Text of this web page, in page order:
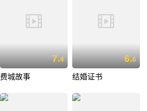
7.4
费城故事
6.6
结婚证书